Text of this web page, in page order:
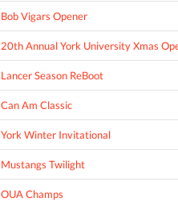
Bob Vigars Opener
20th Annual York University Xmas
Lancer Season ReBoot
Can Am Classic
York Winter Invitational
Mustangs Twilight
OUA Champs